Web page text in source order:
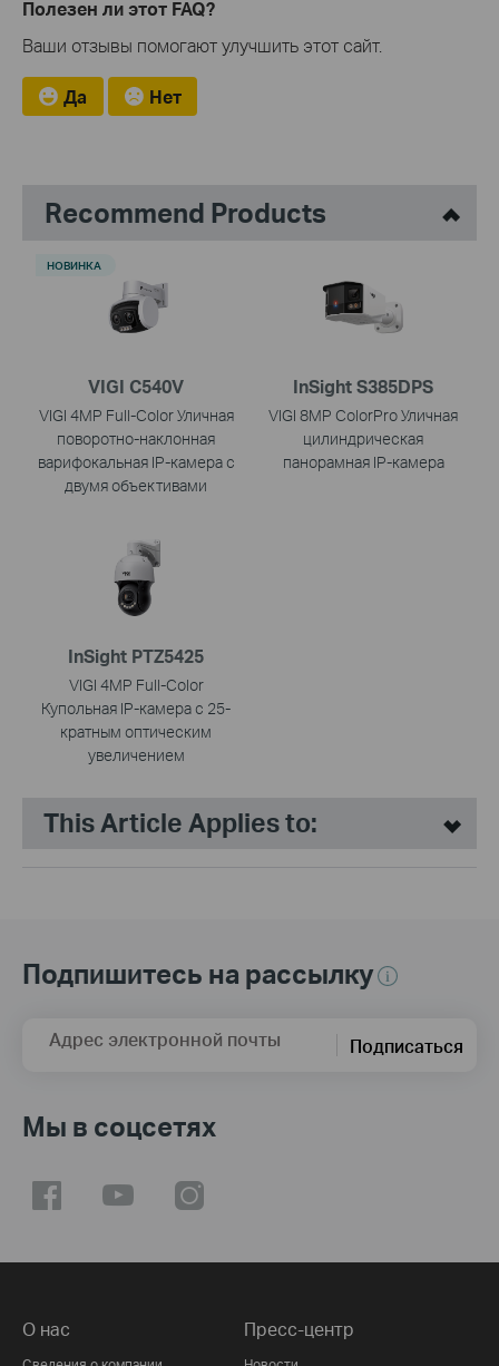
Полезен ли этот FAQ?
Ваши отзывы помогают улучшить этот сайт.
Да Нет
Recommend Products
VIGI C540V
VIGI 4MP Full-Color Уличная
поворотно-наклонная
варифокальная IP-камера с
двумя объективами
НОВИНКА
InSight S385DPS
VIGI 8MP ColorPro Уличная
цилиндрическая
панорамная IP-камера
InSight PTZ5425
VIGI 4MP Full-Color
Купольная IP-камера с 25-
кратным оптическим
увеличением
This Article Applies to:
Подпишитесь на рассылку
Адрес электронной почты Подписаться
Мы в соцсетях
О нас Пресс-центр